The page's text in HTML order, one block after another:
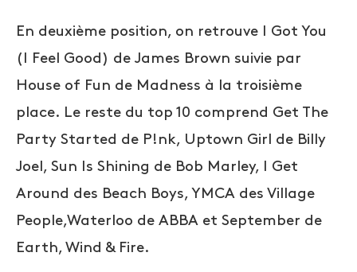
En deuxième position, on retrouve I Got You
(I Feel Good) de James Brown suivie par
House of Fun de Madness à la troisième
place. Le reste du top 10 comprend Get The
Party Started de P!nk, Uptown Girl de Billy
Joel, Sun Is Shining de Bob Marley, I Get
Around des Beach Boys, YMCA des Village
People,Waterloo de ABBA et September de
Earth, Wind & Fire.